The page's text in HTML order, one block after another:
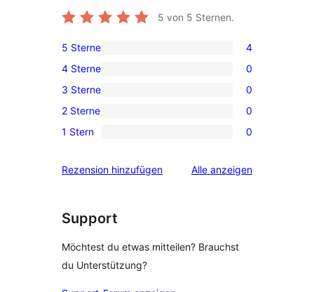
5 von 5 Sternen.
4 5-
Sterne-
Rezensionen
5 Sterne 4
0 4-
Sterne-
Rezensionen
4 Sterne 0
0 3-
Sterne-
Rezensionen
3 Sterne 0
0 2-
Sterne-
2 Sterne 0
0 1-
Rezensionen
1 Stern 0
Rezension hinzufügen Alle Rezensionen
anzeigen
Support
Möchtest du etwas mitteilen? Brauchst
du Unterstützung?